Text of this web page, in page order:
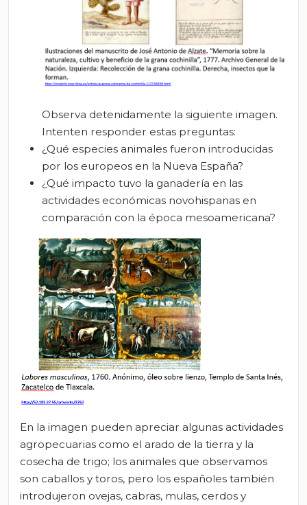
Observa detenidamente la siguiente imagen.
Intenten responder estas preguntas:
¿Qué especies animales fueron introducidas
por los europeos en la Nueva España?
¿Qué impacto tuvo la ganadería en las
actividades económicas novohispanas en
comparación con la época mesoamericana?
En la imagen pueden apreciar algunas actividades
agropecuarias como el arado de la tierra y la
cosecha de trigo; los animales que observamos
son caballos y toros, pero los españoles también
introdujeron ovejas, cabras, mulas, cerdos y